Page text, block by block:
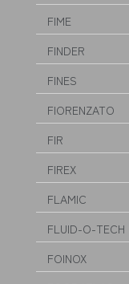
FIME
FINDER
FINES
FIORENZATO
FIR
FIREX
FLAMIC
FLUID-O-TECH
FOINOX